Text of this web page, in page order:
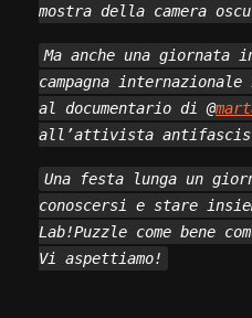
mostra della camera
Ma anche una
campagna
al documentario di @
all’attivista
Una festa lunga un
conoscersi e stare
Lab!Puzzle come bene
Vi aspettiamo!